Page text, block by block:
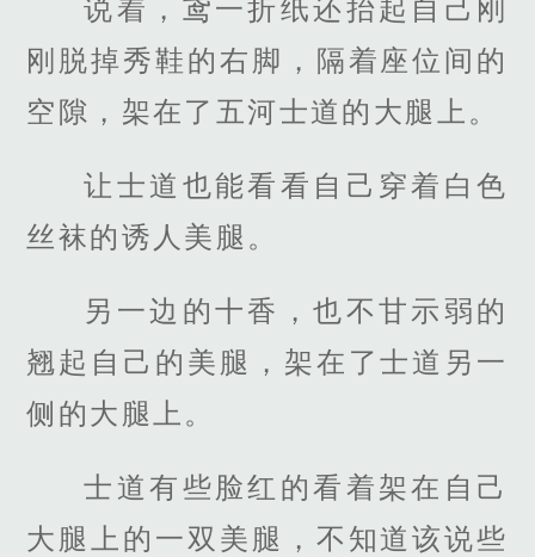
说着，鸢一折纸还抬起自己刚
刚脱掉秀鞋的右脚，隔着座位间的
空隙，架在了五河士道的大腿上。
让士道也能看看自己穿着白色
丝袜的诱人美腿。
另一边的十香，也不甘示弱的
翘起自己的美腿，架在了士道另一
侧的大腿上。
士道有些脸红的看着架在自己
大腿上的一双美腿，不知道该说些